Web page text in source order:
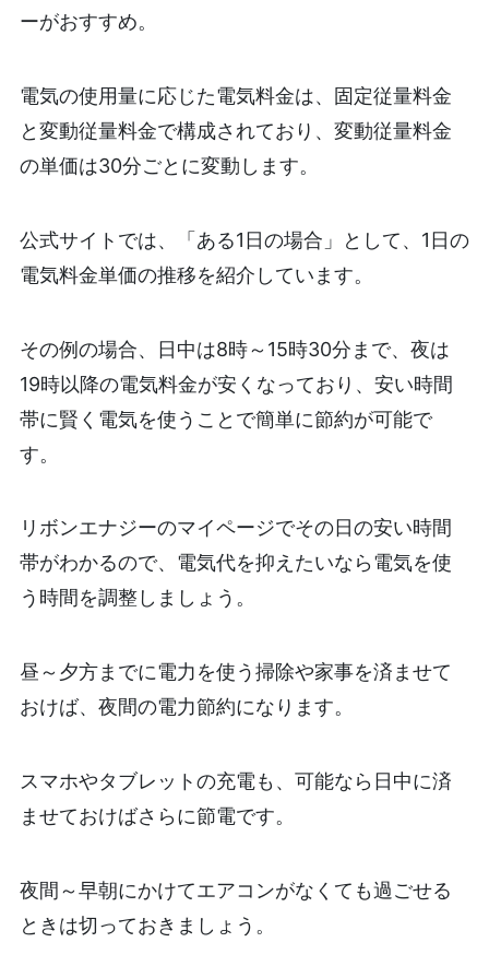
ーがおすすめ。
電気の使用量に応じた電気料金は、固定従量料金
と変動従量料金で構成されており、変動従量料金
の単価は30分ごとに変動します。
公式サイトでは、「ある1日の場合」として、1日の
電気料金単価の推移を紹介しています。
その例の場合、日中は8時～15時30分まで、夜は
19時以降の電気料金が安くなっており、安い時間
帯に賢く電気を使うことで簡単に節約が可能で
す。
リボンエナジーのマイページでその日の安い時間
帯がわかるので、電気代を抑えたいなら電気を使
う時間を調整しましょう。
昼～夕方までに電力を使う掃除や家事を済ませて
おけば、夜間の電力節約になります。
スマホやタブレットの充電も、可能なら日中に済
ませておけばさらに節電です。
夜間～早朝にかけてエアコンがなくても過ごせる
ときは切っておきましょう。